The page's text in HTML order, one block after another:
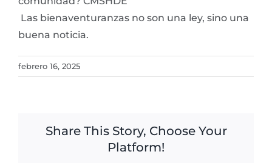
Las bienaventuranzas no son una ley, sino una
buena noticia.
febrero 16, 2025
Share This Story, Choose Your
Platform!